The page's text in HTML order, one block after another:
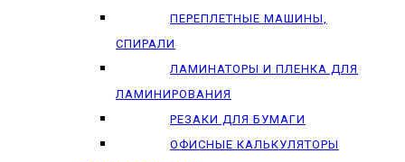
ПЕРЕПЛЕТНЫЕ МАШИНЫ,
СПИРАЛИ
ЛАМИНАТОРЫ И ПЛЕНКА ДЛЯ
ЛАМИНИРОВАНИЯ
РЕЗАКИ ДЛЯ БУМАГИ
ОФИСНЫЕ КАЛЬКУЛЯТОРЫ